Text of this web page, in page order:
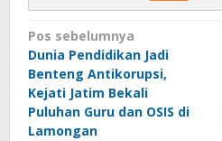
Navigasi
pos
Pos sebelumnya
Dunia Pendidikan Jadi
Benteng Antikorupsi,
Kejati Jatim Bekali
Puluhan Guru dan OSIS di
Lamongan